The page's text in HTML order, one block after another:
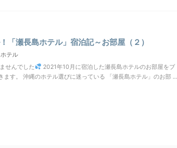
「瀬長島ホテル」宿泊記～お部屋（２）
テル
せんでした
2021年10月に宿泊した瀬長島ホテルのお部屋をブ
ます。 沖縄のホテル選びに迷っている 「瀬長島ホテル」のお部 ...